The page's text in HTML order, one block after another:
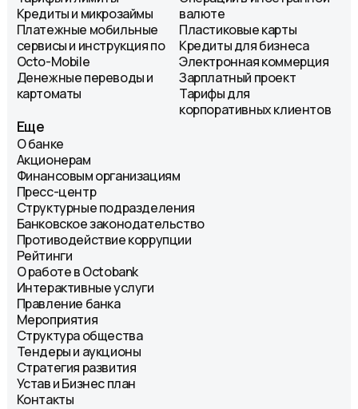
Кредиты и микрозаймы
Платежные мобильные
сервисы и инструкция по
Octo-Mobile
Денежные переводы и
картоматы
валюте
Пластиковые карты
Кредиты для бизнеса
Электронная коммерция
Зарплатный проект
Тарифы для
корпоративных клиентов
Еще
О банке
Акционерам
Финансовым организациям
Пресс-центр
Структурные подразделения
Банковское законодательство
Противодействие коррупции
Рейтинги
О работе в Octobank
Интерактивные услуги
Правление банка
Мероприятия
Структура общества
Тендеры и аукционы
Стратегия развития
Устав и Бизнес план
Контакты